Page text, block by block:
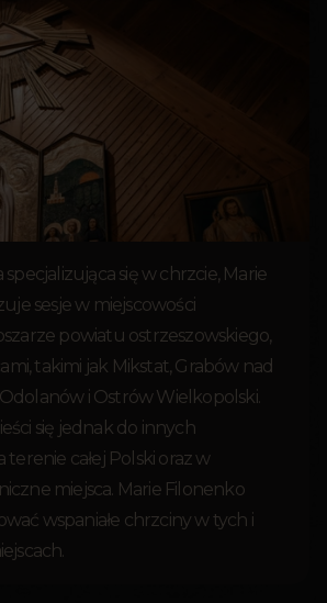
się w chrzcie, Marie
sesje w miejscowości
powiatu ostrzeszowskiego,
takimi jak Mikstat, Grabów nad
i Ostrów Wielkopolski.
się jednak do innych
terenie całej Polski oraz w
miejsca. Marie Filonenko
wspaniałe chrzciny w tych i